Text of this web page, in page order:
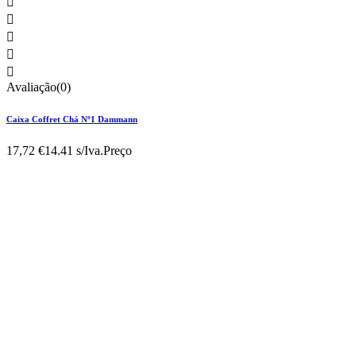




Avaliação(0)
Caixa Coffret Chá Nº1 Dammann
17,72 €14.41 s/Iva.Preço